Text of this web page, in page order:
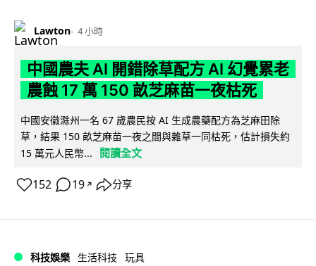
Lawton 4 小時
中國農夫 AI 開錯除草配方 AI 幻覺累老
農蝕 17 萬 150 畝芝麻苗一夜枯死
中國安徽滁州一名 67 歲農民按 AI 生成農藥配方為芝麻田除
草，結果 150 畝芝麻苗一夜之間與雜草一同枯死，估計損失約
15 萬元人民幣...
閱讀全文
152 19 ↗ 分享
科技娛樂 生活科技 玩具